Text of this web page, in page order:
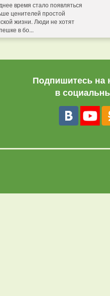
время стало появляться
ценителей простой
жизни. Люди не хотят
в бо...
Подпишитесь на
в